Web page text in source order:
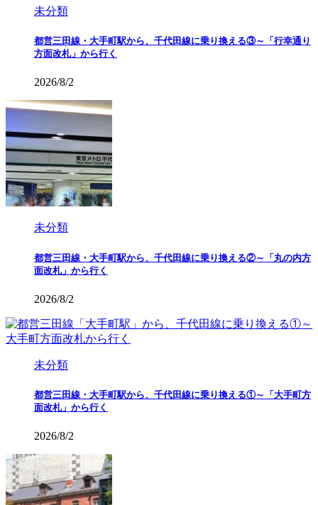
未分類
都営三田線・大手町駅から、千代田線に乗り換える③～「行幸通り
方面改札」から行く
2026/8/2
未分類
都営三田線・大手町駅から、千代田線に乗り換える②～「丸の内方
面改札」から行く
2026/8/2
未分類
都営三田線・大手町駅から、千代田線に乗り換える①～「大手町方
面改札」から行く
2026/8/2